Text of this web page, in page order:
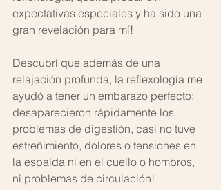
expectativas especiales y ha sido una
gran revelación para mí!
Descubrí que además de una
relajación profunda, la reflexología me
ayudó a tener un embarazo perfecto:
desaparecieron rápidamente los
problemas de digestión, casi no tuve
estreñimiento, dolores o tensiones en
la espalda ni en el cuello o hombros,
ni problemas de circulación!